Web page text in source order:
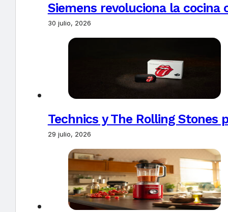
Siemens revoluciona la
30 julio, 2026
Technics y The Rolling Stones
29 julio, 2026